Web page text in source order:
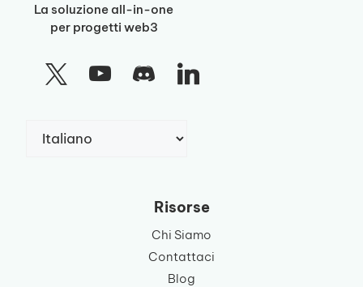
La soluzione all-in-one
per progetti web3
Scegli
una
Risorse
Chi Siamo
Contattaci
Blog